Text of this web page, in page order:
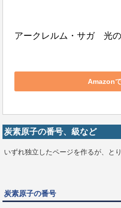
アークレルム・サガ　光
Amazon
炭素原子の番号、級など
いずれ独立したページを作るが、と
炭素原子の番号